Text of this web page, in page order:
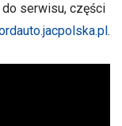
serwisu, części
.